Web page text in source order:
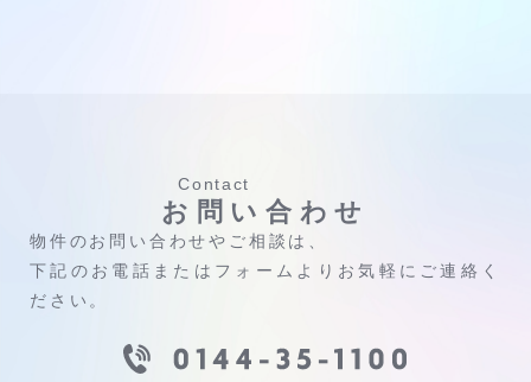
Contact
お問い合わせ
物件のお問い合わせやご相談は、
下記のお電話またはフォームよりお気軽にご連絡く
ださい。